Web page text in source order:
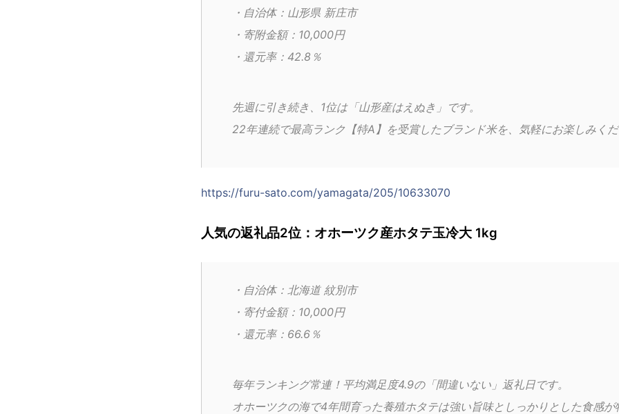
・自治体：山形県 新庄市
・寄附金額：10,000円
・還元率：42.8％
先週に引き続き、1位は「山形産はえぬき」です。
22年連続で最高ランク【特A】を受賞したブランド米を、気軽にお楽しみく
https://furu-sato.com/yamagata/205/10633070
人気の返礼品2位：オホーツク産ホタテ玉冷大 1kg
・自治体：北海道 紋別市
・寄付金額：10,000円
・還元率：66.6％
毎年ランキング常連！平均満足度4.9の「間違いない」返礼日です。
オホーツクの海で4年間育った養殖ホタテは強い旨味としっかりとした食感が